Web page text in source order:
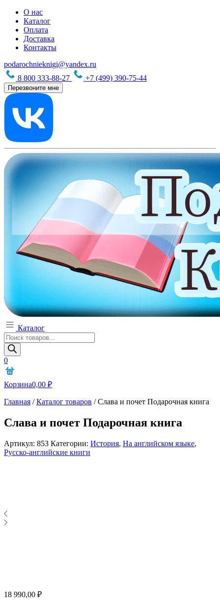
О нас
Каталог
Оплата
Доставка
Контакты
podarochnieknigi@yandex.ru
8 800 333-88-27
+7 (499) 390-75-44
Перезвоните мне
Каталог
Поиск
товаров
0
Корзина0,00 ₽
Главная /Каталог товаров /Слава и почет Подарочная книга
Слава и почет Подарочная книга
Артикул: 853 Категории: История, На английском языке,
Русско-английские книги
18 990,00 ₽